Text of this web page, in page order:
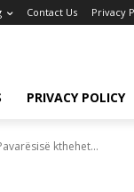
Contact Us Privacy
PRIVACY POLICY
kthehet...